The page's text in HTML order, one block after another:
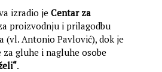
izradio jeCentar za
proizvodnju i prilagodbu
(vl. Antonio Pavlović), dok je
gluhe i nagluhe osobe
.